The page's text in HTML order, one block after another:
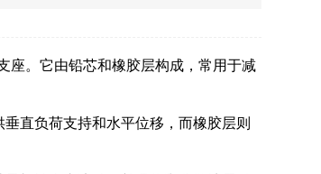
座。它由铅芯和橡胶层构成，常用于减
直负荷支持和水平位移，而橡胶层则